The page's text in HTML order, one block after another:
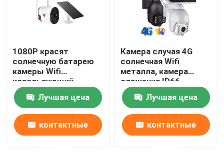
1080P красят
солнечную батарею
камеры Wifi
использующий
энергию с OEM
ночного видения
Лучшая цена
контактные
Камера случая 4G
солнечная Wifi
металла, камера
слежения IP66
батареи
использующая
энергию делает
водостойким
Лучшая цена
контактные